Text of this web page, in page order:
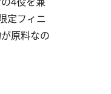
定フィニ
原料なの